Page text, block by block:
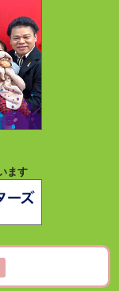
ます